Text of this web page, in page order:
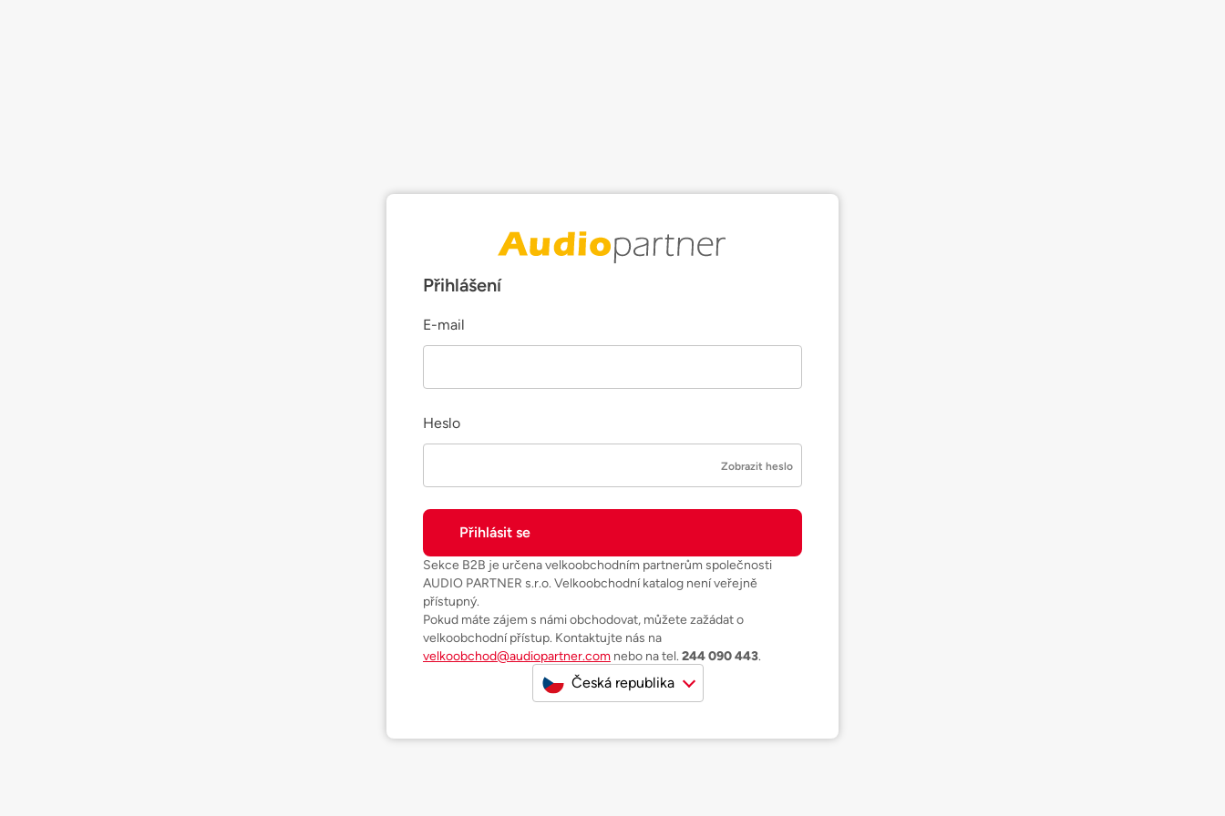
Přihlášení
E-mail
Heslo
Zobrazit heslo
Sekce B2B je určena velkoobchodním partnerům společnosti
AUDIO PARTNER s.r.o. Velkoobchodní katalog není veřejně
přístupný.
Pokud máte zájem s námi obchodovat, můžete zažádat o
velkoobchodní přístup. Kontaktujte nás na
velkoobchod@audiopartner.com nebo na tel. 244 090 443.
Česká republika